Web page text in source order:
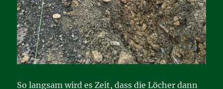
So langsam wird es Zeit, dass die Löcher dann